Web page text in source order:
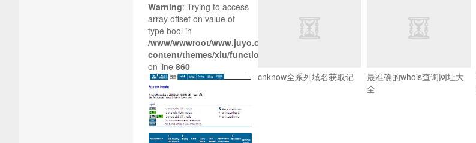
Warning: Trying to access
array offset on value of
type bool in
/www/wwwroot/www.juyo.org/wp-
content/themes/xiu/functions.xiu.php
on line 860
cnknow全系列域名获取记
最准确的whois查询网址大
全